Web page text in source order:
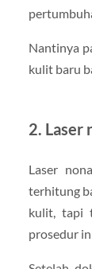
Nantinya
kulit baru
2. Laser
Laser
terhitung
kulit, tapi
prosedur